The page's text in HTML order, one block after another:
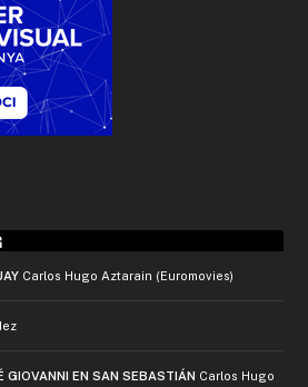
Carlos Hugo Aztarain (Euromovies)
EN SAN SEBASTIÁN Carlos Hugo